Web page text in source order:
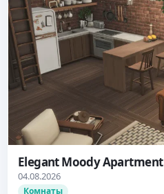
Elegant Moody Apartment
04.08.2026
Комнаты